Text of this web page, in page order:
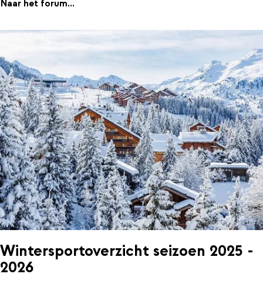
Naar het forum...
Wintersportoverzicht seizoen 2025 -
2026